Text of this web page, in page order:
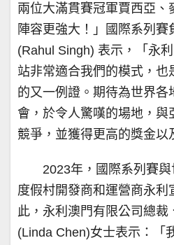
兩位大滿貫賽冠軍賈西亞、
陣容更強大！」國際系列賽
(Rahul Singh) 表示，「永
站非常適合我們的模式，也
的又一例證。期待為世界各
會，於令人驚嘆的場地，與
競爭，並獲得更高的獎金以
2023年，國際系列賽
度假村開發商和運營商永利
此，永利澳門有限公司總
(Linda Chen)女士表示：「